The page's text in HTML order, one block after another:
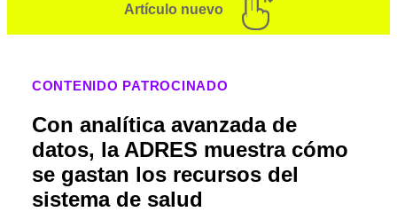
Artículo nuevo
CONTENIDO PATROCINADO
Con analítica avanzada de
datos, la ADRES muestra cómo
se gastan los recursos del
sistema de salud